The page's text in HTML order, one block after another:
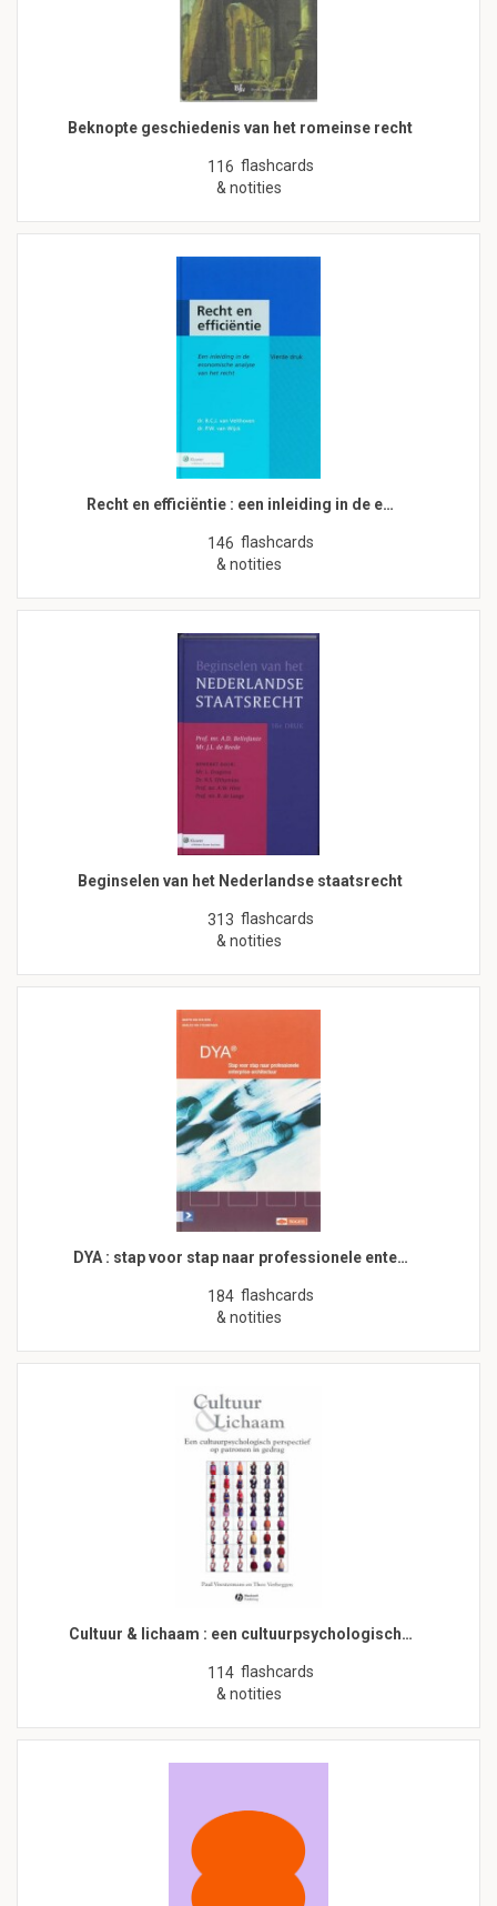
Beknopte geschiedenis van het romeinse recht
116 flashcards
& notities
Recht en efficiëntie : een inleiding in de e…
146 flashcards
& notities
Beginselen van het Nederlandse staatsrecht
313 flashcards
& notities
DYA : stap voor stap naar professionele ente…
184 flashcards
& notities
Cultuur & lichaam : een cultuurpsychologisch…
114 flashcards
& notities